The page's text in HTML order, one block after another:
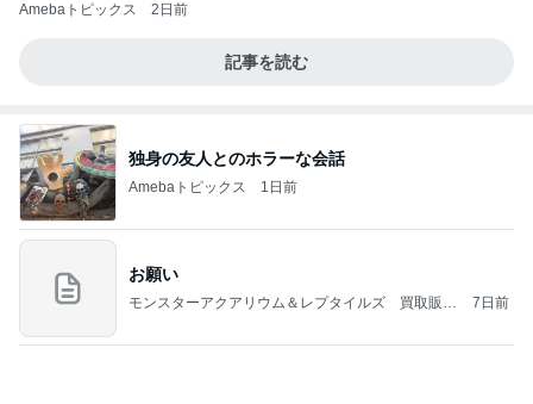
Amebaトピックス 2日前
記事を読む
独身の友人とのホラーな会話
Amebaトピックス 1日前
お願い
モンスターアクアリウム＆レプタイルズ 買取販売
7日前